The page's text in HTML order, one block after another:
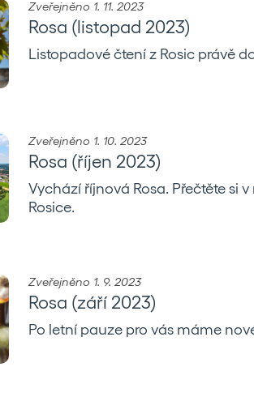
Zveřejněno 1. 11. 2023
Rosa (listopad 2023)
Listopadové čtení z Rosic právě
Zveřejněno 1. 10. 2023
Rosa (říjen 2023)
Vychází říjnová Rosa. Přečtěte si
Rosice.
Zveřejněno 1. 9. 2023
Rosa (září 2023)
Po letní pauze pro vás máme